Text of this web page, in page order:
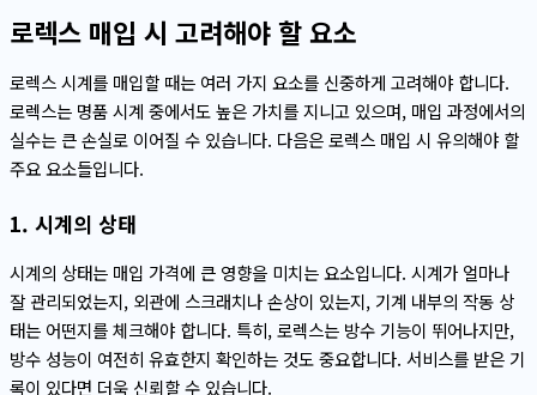
로렉스 매입 시 고려해야 할 요소
로렉스 시계를 매입할 때는 여러 가지 요소를 신중하게 고려해야 합니다.
로렉스는 명품 시계 중에서도 높은 가치를 지니고 있으며, 매입 과정에서의
실수는 큰 손실로 이어질 수 있습니다. 다음은 로렉스 매입 시 유의해야 할
주요 요소들입니다.
1. 시계의 상태
시계의 상태는 매입 가격에 큰 영향을 미치는 요소입니다. 시계가 얼마나
잘 관리되었는지, 외관에 스크래치나 손상이 있는지, 기계 내부의 작동 상
태는 어떤지를 체크해야 합니다. 특히, 로렉스는 방수 기능이 뛰어나지만,
방수 성능이 여전히 유효한지 확인하는 것도 중요합니다. 서비스를 받은 기
록이 있다면 더욱 신뢰할 수 있습니다.